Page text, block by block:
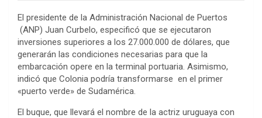
El presidente de la Administración Nacional de Puertos
(ANP) Juan Curbelo, especificó que se ejecutaron
inversiones superiores a los 27.000.000 de dólares, que
generarán las condiciones necesarias para que la
embarcación opere en la terminal portuaria. Asimismo,
indicó que Colonia podría transformarse en el primer
«puerto verde» de Sudamérica.
El buque, que llevará el nombre de la actriz uruguaya con